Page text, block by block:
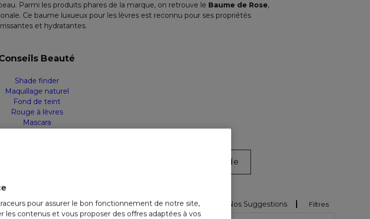
Parmi les produits phares de la marque, on retrouve le Baume de Rose,
Ce baume luxueux pour les lèvres est reconnu pour ses propriétés
et hydratantes.
Beauté
Shade finder
Maquillage naturel
Fond de teint
Rouge à lèvres
Mascara
Maquillage soin hybride
Filtres
Trier Par Nos Suggestions
pour assurer le bon fonctionnement de notre site,
les contenus et vous proposer des offres adaptées à vos